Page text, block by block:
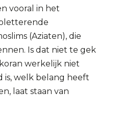
vooral in het
(Aziaten), die
Is dat niet te gek
werkelijk niet
is, welk belang heeft
laat staan van